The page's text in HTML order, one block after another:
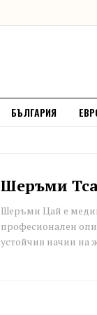
БЪЛГАРИЯ
Шеръми
Шеръми Цай е
професионален
устойчив начин на